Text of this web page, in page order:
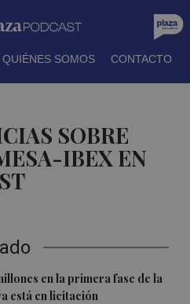
QUIÉNES SOMOS CONTACTO
SOBRE
IBEX EN
en la primera fase de la
está en licitación